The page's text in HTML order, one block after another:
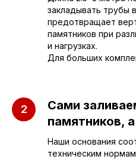
закладывать трубы
предотвращает
памятников при
и нагрузках.
Для больших
Сами
памятников,
Наши основания
техническим
Приезжайте к нам
в офис
Пугачёва, 156
г. Энгельс, Весёлая ул.,